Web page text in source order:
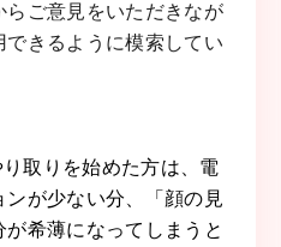
ご意見をいただきなが
できるように模索してい
取りを始めた方は、電
が少ない分、「顔の見
希薄になってしまうと